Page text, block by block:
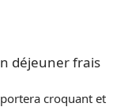
déjeuner frais
croquant et